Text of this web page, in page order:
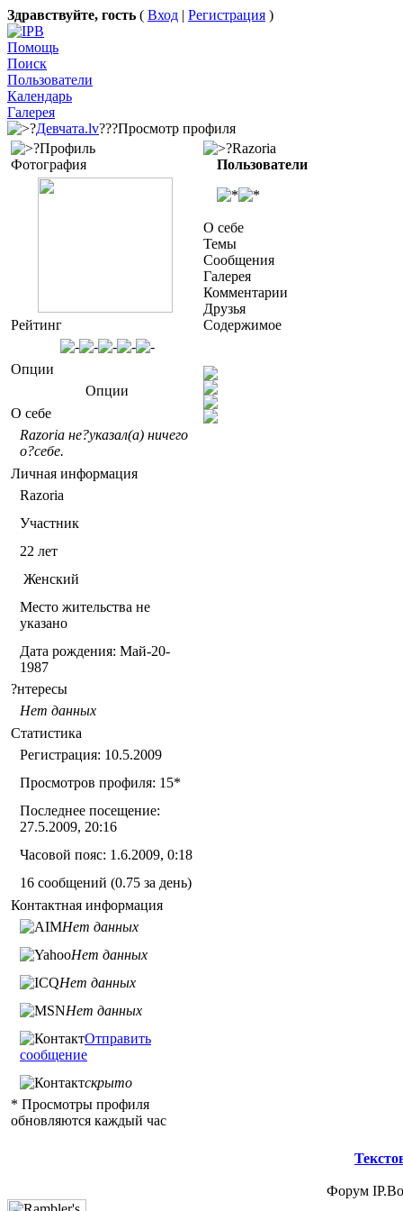
Здравствуйте, гость ( Вход | Регистрация )
Помощь
Поиск
Пользователи
Календарь
Галерея
?Девчата.lv???Просмотр профиля
?Профиль
Фотография
Рейтинг
Опции
Опции
О себе
Razoria не?указал(а) ничего
о?себе.
Личная информация
Razoria
Участник
22 лет
Женский
Место жительства не
указано
Дата рождения: Май-20-
1987
?нтересы
Нет данных
Статистика
Регистрация: 10.5.2009
Просмотров профиля: 15*
Последнее посещение:
27.5.2009, 20:16
Часовой пояс: 1.6.2009, 0:18
16 сообщений (0.75 за день)
Контактная информация
Нет данных
Нет данных
Нет данных
Нет данных
Отправить
сообщение
скрыто
* Просмотры профиля
обновляются каждый час
?Razoria
Пользователи
О себе
Темы
Сообщения
Галерея
Комментарии
Друзья
Содержимое
Форум